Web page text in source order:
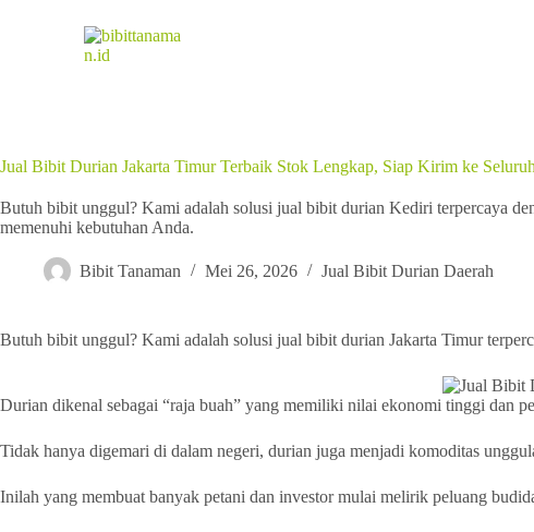
Jual Bibit Durian Jakarta Timur Terbaik Stok Lengkap, Siap Kirim ke
Butuh bibit unggul? Kami adalah solusi jual bibit durian Kediri terpercaya
memenuhi kebutuhan Anda.
Bibit Tanaman Mei 26, 2026 Jual Bibit Durian Daerah
Butuh bibit unggul? Kami adalah solusi jual bibit durian Jakarta Timur
Durian dikenal sebagai “raja buah” yang memiliki nilai ekonomi tinggi dan
Tidak hanya digemari di dalam negeri, durian juga menjadi komoditas
Inilah yang membuat banyak petani dan investor mulai melirik peluang